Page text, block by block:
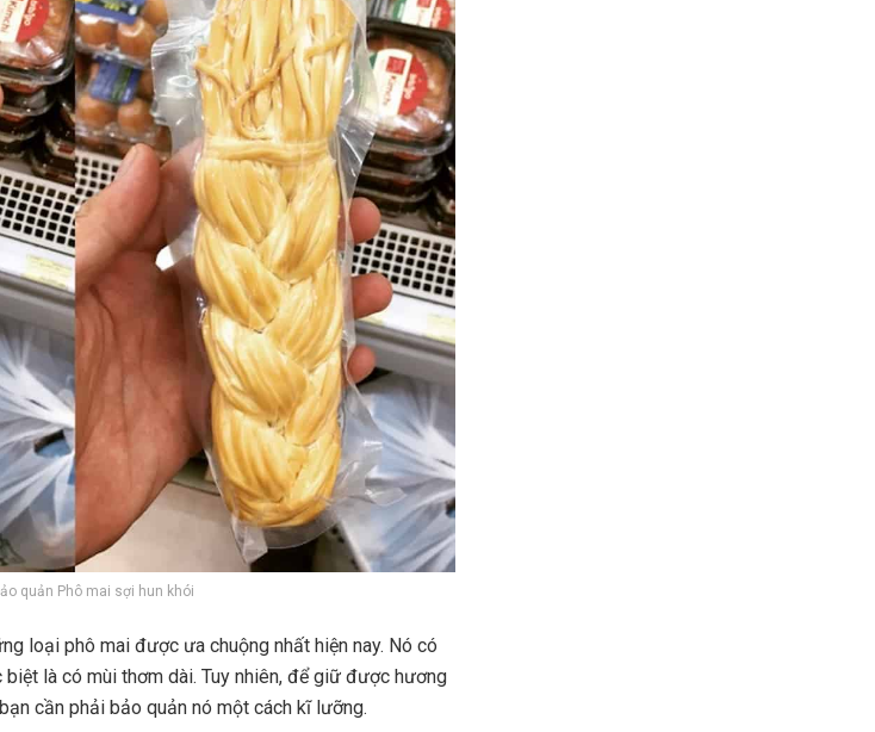
quản Phô mai sợi hun khói
loại phô mai được ưa chuộng nhất hiện nay. Nó có
là có mùi thơm dài. Tuy nhiên, để giữ được hương
cần phải bảo quản nó một cách kĩ lưỡng.